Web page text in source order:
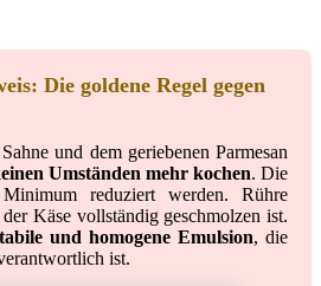
Die goldene Regel gegen
und dem geriebenen Parmesan
Umständen mehr kochen. Die
reduziert werden. Rühre
Käse vollständig geschmolzen ist.
und homogene Emulsion, die
ist.